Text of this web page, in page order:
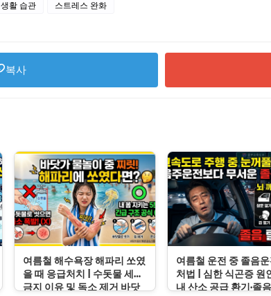
생활 습관 스트레스 완화
복사
여름철 해수욕장 해파리 쏘였
을 때 응급처치 | 수돗물 세척
금지 이유 및 독소 제거 바닷
여름철 운전 중 졸음운
처법 | 심한 식곤증 원
내 산소 공급 환기·졸